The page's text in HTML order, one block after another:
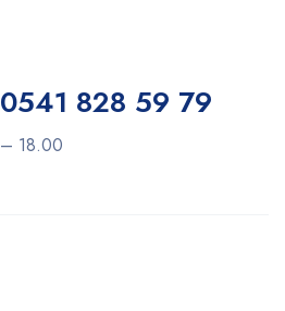
0541 828 59 79
18.00